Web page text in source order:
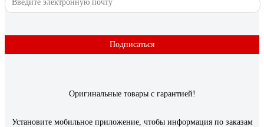
Подписаться
Оригинальные товары с гарантией!
Установите мобильное приложение, чтобы информация по заказам